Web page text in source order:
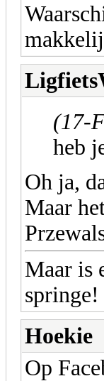
(17-
heb
Oh ja,
Maar
Maar is
springe!
Hoekie
Op